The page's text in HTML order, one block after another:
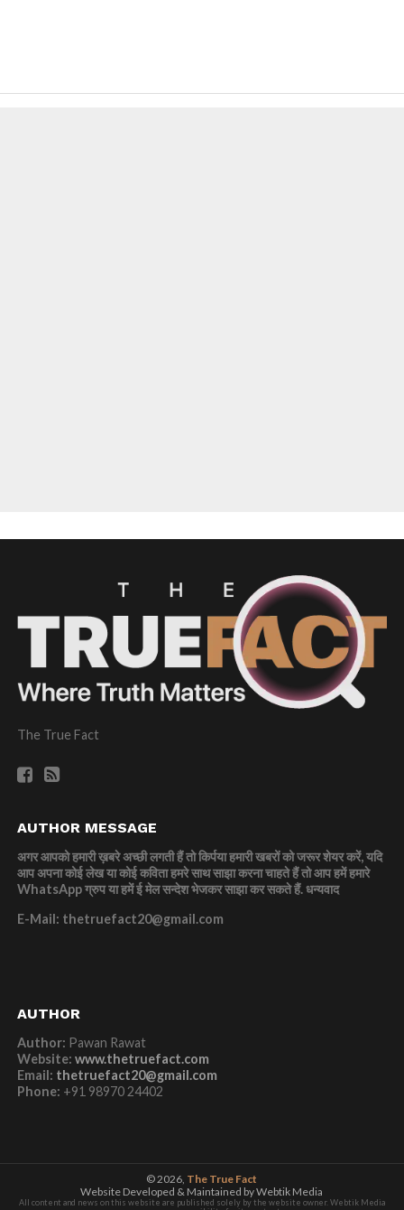
The True Fact
AUTHOR MESSAGE
अगर आपको हमारी ख़बरे अच्छी लगती हैं तो किर्पया हमारी खबरों को जरूर शेयर करें, यदि
आप अपना कोई लेख या कोई कविता हमरे साथ साझा करना चाहते हैं तो आप हमें हमारे
WhatsApp ग्रुप या हमें ई मेल सन्देश भेजकर साझा कर सकते हैं.धन्यवाद
E-Mail: thetruefact20@gmail.com
AUTHOR
Author: Pawan Rawat
Website: www.thetruefact.com
Email: thetruefact20@gmail.com
Phone: +91 98970 24402
© 2026, The True Fact
Website Developed & Maintained by Webtik Media
All content and news on this website are published solely by the website owner. Webtik Media